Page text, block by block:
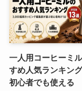
一人用コーヒーミ
すめ人気ランキン
初心者でも使える